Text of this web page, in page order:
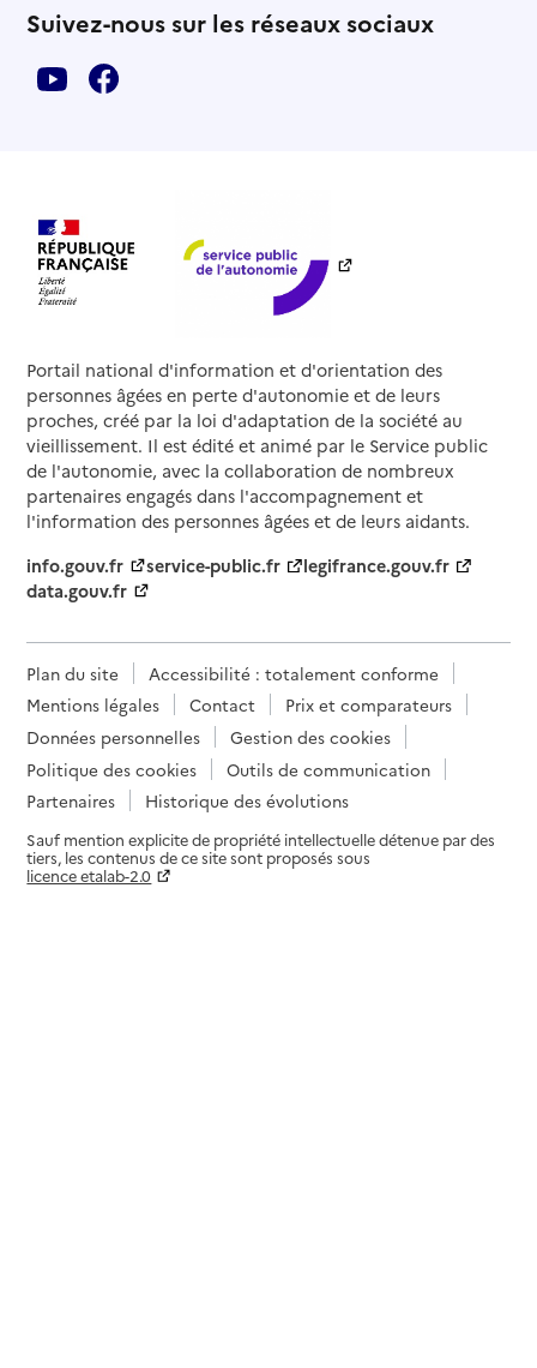
Suivez-nous sur les réseaux sociaux
Portail national d'information et d'orientation des
personnes âgées en perte d'autonomie et de leurs
proches, créé par la loi d'adaptation de la société au
vieillissement. Il est édité et animé par le Service public
de l'autonomie, avec la collaboration de nombreux
partenaires engagés dans l'accompagnement et
l'information des personnes âgées et de leurs aidants.
info.gouv.fr
service-public.fr
legifrance.gouv.fr
data.gouv.fr
Plan du site
Accessibilité : totalement conforme
Mentions légales
Contact
Prix et comparateurs
Données personnelles
Gestion des cookies
Politique des cookies
Outils de communication
Partenaires
Historique des évolutions
Sauf mention explicite de propriété intellectuelle détenue par des
tiers, les contenus de ce site sont proposés sous
licence etalab-2.0